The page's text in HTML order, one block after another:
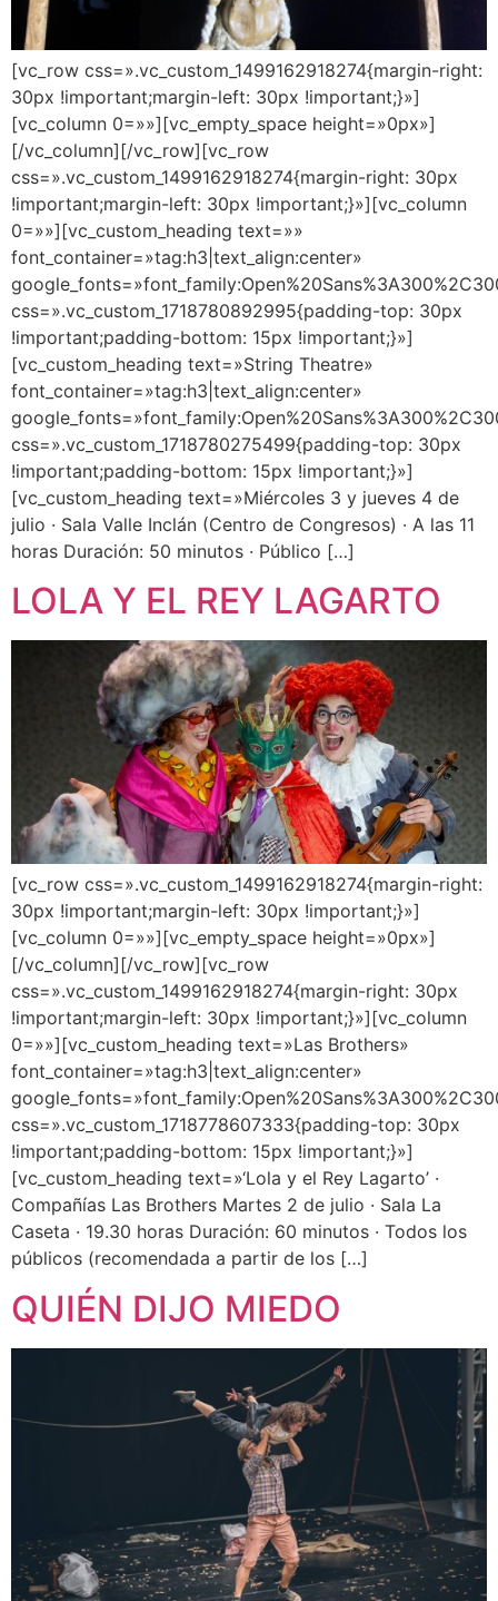
[vc_row css=».vc_custom_1499162918274{margin-right:
30px !important;margin-left: 30px !important;}»]
[vc_column 0=»»][vc_empty_space height=»0px»]
[/vc_column][/vc_row][vc_row
css=».vc_custom_1499162918274{margin-right: 30px
!important;margin-left: 30px !important;}»][vc_column
0=»»][vc_custom_heading text=»»
font_container=»tag:h3|text_align:center»
css=».vc_custom_1718780892995{padding-top: 30px
!important;padding-bottom: 15px !important;}»]
[vc_custom_heading text=»String Theatre»
font_container=»tag:h3|text_align:center»
css=».vc_custom_1718780275499{padding-top: 30px
!important;padding-bottom: 15px !important;}»]
[vc_custom_heading text=»Miércoles 3 y jueves 4 de
julio · Sala Valle Inclán (Centro de Congresos) · A las 11
horas Duración: 50 minutos · Público […]
LOLA Y EL REY LAGARTO
[vc_row css=».vc_custom_1499162918274{margin-right:
30px !important;margin-left: 30px !important;}»]
[vc_column 0=»»][vc_empty_space height=»0px»]
[/vc_column][/vc_row][vc_row
css=».vc_custom_1499162918274{margin-right: 30px
!important;margin-left: 30px !important;}»][vc_column
0=»»][vc_custom_heading text=»Las Brothers»
font_container=»tag:h3|text_align:center»
css=».vc_custom_1718778607333{padding-top: 30px
!important;padding-bottom: 15px !important;}»]
[vc_custom_heading text=»‘Lola y el Rey Lagarto’ ·
Compañías Las Brothers Martes 2 de julio · Sala La
Caseta · 19.30 horas Duración: 60 minutos · Todos los
públicos (recomendada a partir de los […]
QUIÉN DIJO MIEDO